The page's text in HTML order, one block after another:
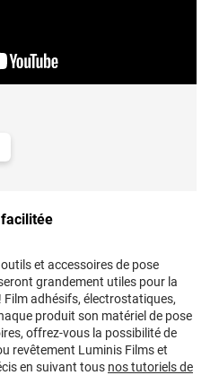
facilitée
et accessoires de pose
grandement utiles pour la
adhésifs, électrostatiques,
produit son matériel de pose
offrez-vous la possibilité de
revêtement Luminis Films et
en suivant tous nos tutoriels de